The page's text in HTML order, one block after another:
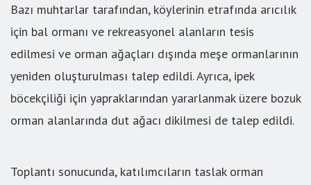
Bazı muhtarlar tarafından, köylerinin etrafında arıcılık
için bal ormanı ve rekreasyonel alanların tesis
edilmesi ve orman ağaçları dışında meşe ormanlarının
yeniden oluşturulması talep edildi. Ayrıca, ipek
böcekçiliği için yapraklarından yararlanmak üzere bozuk
orman alanlarında dut ağacı dikilmesi de talep edildi.
Toplantı sonucunda, katılımcıların taslak orman